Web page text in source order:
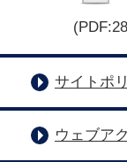
サイトポ
ウェブア